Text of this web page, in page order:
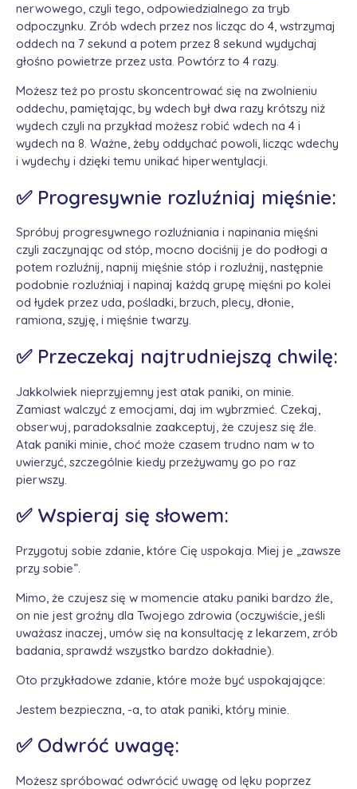
nerwowego, czyli tego, odpowiedzialnego za tryb
odpoczynku. Zrób wdech przez nos licząc do 4, wstrzymaj
oddech na 7 sekund a potem przez 8 sekund wydychaj
głośno powietrze przez usta. Powtórz to 4 razy.
Możesz też po prostu skoncentrować się na zwolnieniu
oddechu, pamiętając, by wdech był dwa razy krótszy niż
wydech czyli na przykład możesz robić wdech na 4 i
wydech na 8. Ważne, żeby oddychać powoli, licząc wdechy
i wydechy i dzięki temu unikać hiperwentylacji.
✅ Progresywnie rozluźniaj mięśnie:
Spróbuj progresywnego rozluźniania i napinania mięśni
czyli zaczynając od stóp, mocno dociśnij je do podłogi a
potem rozluźnij, napnij mięśnie stóp i rozluźnij, następnie
podobnie rozluźniaj i napinaj każdą grupę mięśni po kolei
od łydek przez uda, pośladki, brzuch, plecy, dłonie,
ramiona, szyję, i mięśnie twarzy.
✅ Przeczekaj najtrudniejszą chwilę:
Jakkolwiek nieprzyjemny jest atak paniki, on minie.
Zamiast walczyć z emocjami, daj im wybrzmieć. Czekaj,
obserwuj, paradoksalnie zaakceptuj, że czujesz się źle.
Atak paniki minie, choć może czasem trudno nam w to
uwierzyć, szczególnie kiedy przeżywamy go po raz
pierwszy.
✅ Wspieraj się słowem:
Przygotuj sobie zdanie, które Cię uspokaja. Miej je „zawsze
przy sobie”.
Mimo, że czujesz się w momencie ataku paniki bardzo źle,
on nie jest groźny dla Twojego zdrowia (oczywiście, jeśli
uważasz inaczej, umów się na konsultację z lekarzem, zrób
badania, sprawdź wszystko bardzo dokładnie).
Oto przykładowe zdanie, które może być uspokajające:
Jestem bezpieczna, -a, to atak paniki, który minie.
✅ Odwróć uwagę:
Możesz spróbować odwrócić uwagę od lęku poprzez